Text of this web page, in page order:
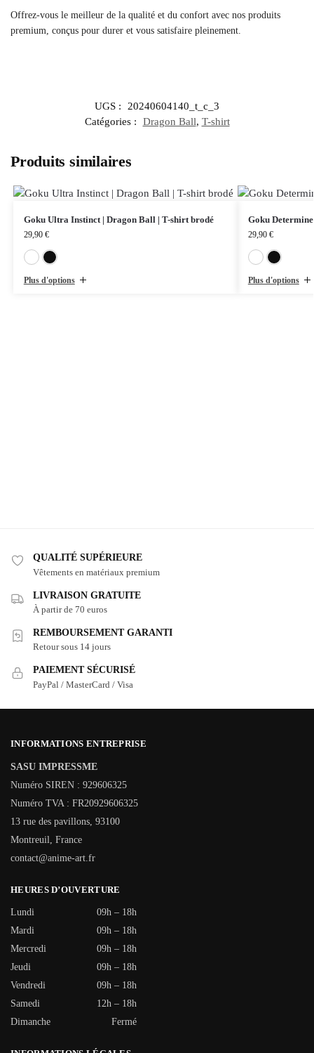
Offrez-vous le meilleur de la qualité et du confort avec nos produits
premium, conçus pour durer et vous satisfaire pleinement.
UGS :
20240604140_t_c_3
Catégories :
Dragon Ball, T-shirt
Produits similaires
Goku Ultra Instinct | Dragon Ball | T-shirt brodé
29,90 €
Plus d'options
Goku
29,90 €
Plus d'options
QUALITÉ SUPÉRIEURE
Vêtements en matériaux premium
LIVRAISON GRATUITE
À partir de 70 euros
REMBOURSEMENT GARANTI
Retour sous 14 jours
PAIEMENT SÉCURISÉ
PayPal / MasterCard / Visa
INFORMATIONS ENTREPRISE
SASU IMPRESSME
Numéro SIREN : 929606325
Numéro TVA : FR20929606325
13 rue des pavillons, 93100
Montreuil, France
contact@anime-art.fr
HEURES D’OUVERTURE
Lundi
09h – 18h
Mardi
09h – 18h
Mercredi
09h – 18h
Jeudi
09h – 18h
Vendredi
09h – 18h
Samedi
12h – 18h
Dimanche
Fermé